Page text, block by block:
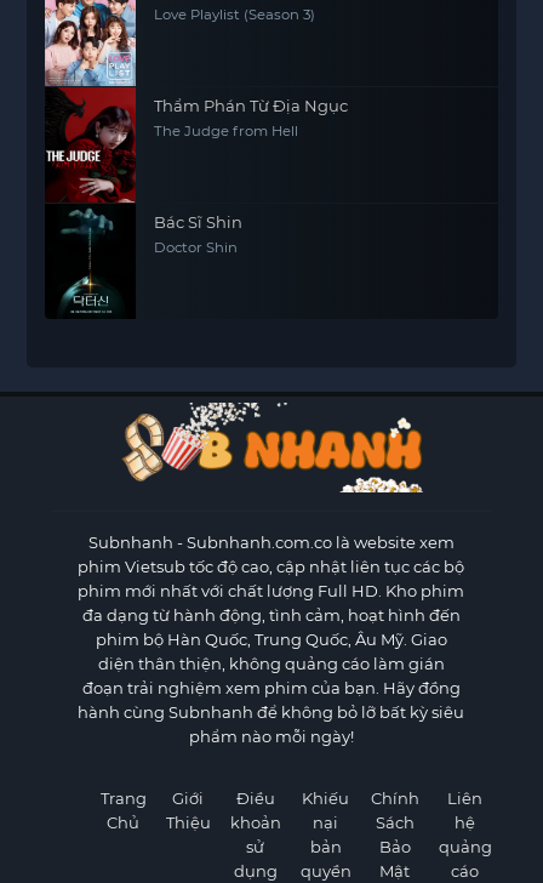
Love Playlist (Season 3)
Thẩm Phán Từ Địa Ngục
The Judge from Hell
Bác Sĩ Shin
Doctor Shin
Subnhanh - Subnhanh.com.co là website xem
phim Vietsub tốc độ cao, cập nhật liên tục các bộ
phim mới nhất với chất lượng Full HD. Kho phim
đa dạng từ hành động, tình cảm, hoạt hình đến
phim bộ Hàn Quốc, Trung Quốc, Âu Mỹ. Giao
diện thân thiện, không quảng cáo làm gián
đoạn trải nghiệm xem phim của bạn. Hãy đồng
hành cùng Subnhanh để không bỏ lỡ bất kỳ siêu
phẩm nào mỗi ngày!
Trang
Chủ
Giới
Thiệu
Điều
khoản
sử
dụng
Khiếu
nại
bản
quyền
Chính
Sách
Bảo
Mật
Liên
hệ
quảng
cáo